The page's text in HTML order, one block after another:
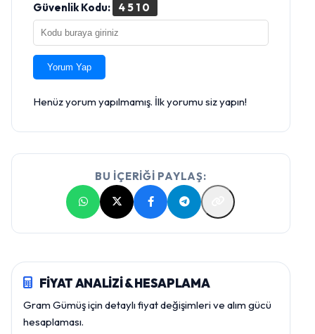
Güvenlik Kodu: 4510
Yorum Yap
Henüz yorum yapılmamış. İlk yorumu siz yapın!
BU İÇERİĞİ PAYLAŞ:
FİYAT ANALİZİ & HESAPLAMA
Gram Gümüş için detaylı fiyat değişimleri ve alım gücü
hesaplaması.